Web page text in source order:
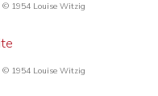
© 1954 Louise Witzig
© 1954 Louise Witzig